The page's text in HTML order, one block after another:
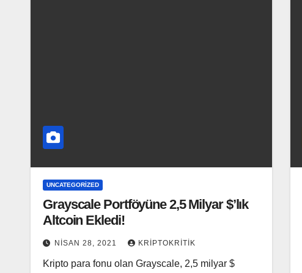
UNCATEGORIZED
Grayscale Portföyüne 2,5 Milyar $’lık
Altcoin Ekledi!
NISAN 28, 2021 KRIPTOKRITIK
Kripto para fonu olan Grayscale, 2,5 milyar $